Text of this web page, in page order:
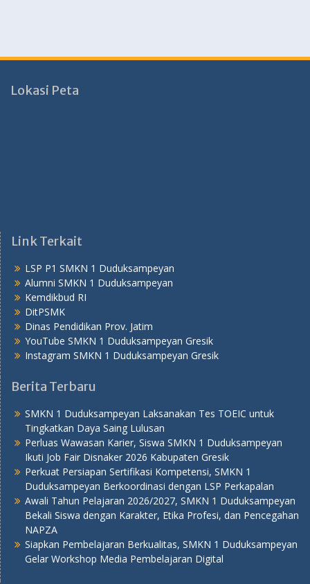
Lokasi Peta
Link Terkait
LSP P1 SMKN 1 Duduksampeyan
Alumni SMKN 1 Duduksampeyan
Kemdikbud RI
DitPSMK
Dinas Pendidikan Prov. Jatim
YouTube SMKN 1 Duduksampeyan Gresik
Instagram SMKN 1 Duduksampeyan Gresik
Berita Terbaru
SMKN 1 Duduksampeyan Laksanakan Tes TOEIC untuk
Tingkatkan Daya Saing Lulusan
Perluas Wawasan Karier, Siswa SMKN 1 Duduksampeyan
Ikuti Job Fair Disnaker 2026 Kabupaten Gresik
Perkuat Persiapan Sertifikasi Kompetensi, SMKN 1
Duduksampeyan Berkoordinasi dengan LSP Perkapalan
Awali Tahun Pelajaran 2026/2027, SMKN 1 Duduksampeyan
Bekali Siswa dengan Karakter, Etika Profesi, dan Pencegahan
NAPZA
Siapkan Pembelajaran Berkualitas, SMKN 1 Duduksampeyan
Gelar Workshop Media Pembelajaran Digital